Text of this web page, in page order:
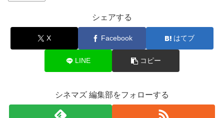
シェアする
X Facebook はてブ
LINE コピー
シネマズ 編集部をフォローする